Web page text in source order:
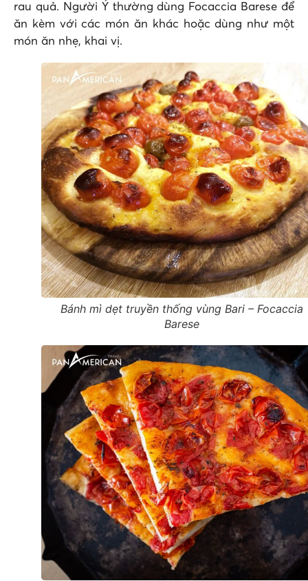
rau quả. Người Ý thường dùng Focaccia Barese để
ăn kèm với các món ăn khác hoặc dùng như một
món ăn nhẹ, khai vị.
Bánh mì dẹt truyền thống vùng Bari – Focaccia
Barese